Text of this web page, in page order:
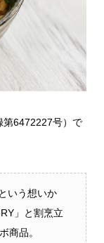
第6472227号）で
いう想いか
」と割烹立
商品。